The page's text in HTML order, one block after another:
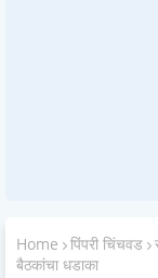
Home पिंपरी चिंचवड
बैठकांचा धडाका